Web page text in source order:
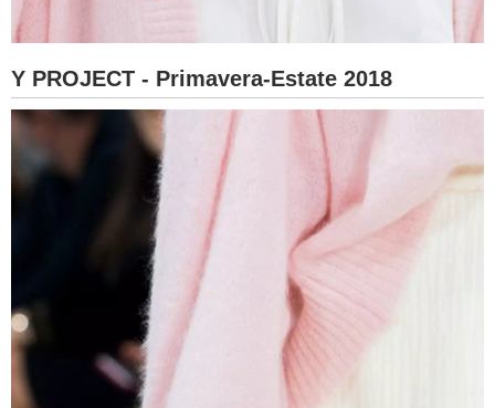
Y PROJECT - Primavera-Estate 2018